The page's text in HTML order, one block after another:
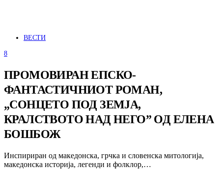
ВЕСТИ
8
ПРОМОВИРАН ЕПСКО-
ФАНТАСТИЧНИОТ РОМАН,
„СОНЦЕТО ПОД ЗЕМЈА,
КРАЛСТВОТО НАД НЕГО” ОД ЕЛЕНА
БОШБОЖ
Инспириран од македонска, грчка и словенска митологија,
македонска историја, легенди и фолклор,…